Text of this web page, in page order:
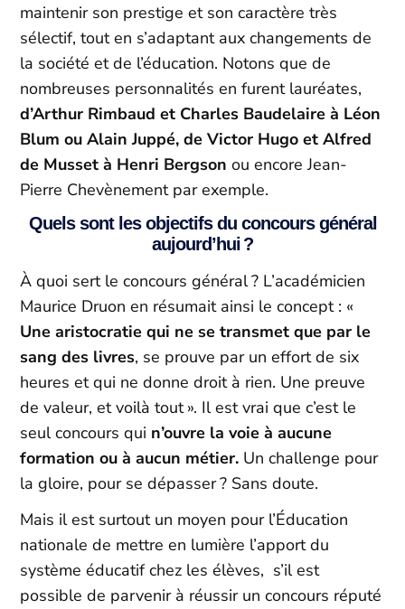
maintenir son prestige et son caractère très
sélectif, tout en s’adaptant aux changements de
la société et de l’éducation. Notons que de
nombreuses personnalités en furent lauréates,
d’Arthur Rimbaud et Charles Baudelaire à Léon
Blum ou Alain Juppé, de Victor Hugo et Alfred
de Musset à Henri Bergson ou encore Jean-
Pierre Chevènement par exemple.
Quels sont les objectifs du concours général
aujourd’hui ?
À quoi sert le concours général ? L’académicien
Maurice Druon en résumait ainsi le concept : «
Une aristocratie qui ne se transmet que par le
sang des livres, se prouve par un effort de six
heures et qui ne donne droit à rien. Une preuve
de valeur, et voilà tout ». Il est vrai que c’est le
seul concours qui n’ouvre la voie à aucune
formation ou à aucun métier. Un challenge pour
la gloire, pour se dépasser ? Sans doute.
Mais il est surtout un moyen pour l’Éducation
nationale de mettre en lumière l’apport du
système éducatif chez les élèves, s’il est
possible de parvenir à réussir un concours réputé